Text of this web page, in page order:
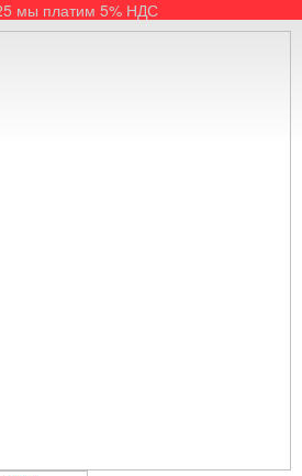
мы платим 5% НДС